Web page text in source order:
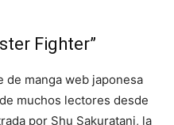
Fighter”
de manga web japonesa
muchos lectores desde
por Shu Sakuratani, la